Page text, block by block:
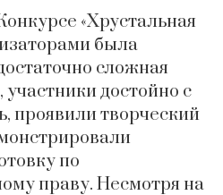
«Хрустальная
была
сложная
участники достойно с
проявили творческий
по
праву. Несмотря на